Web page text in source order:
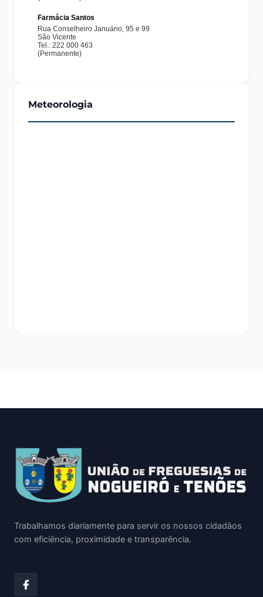
Meteorologia
Trabalhamos diariamente para servir os nossos cidadãos
com eficiência, proximidade e transparência.